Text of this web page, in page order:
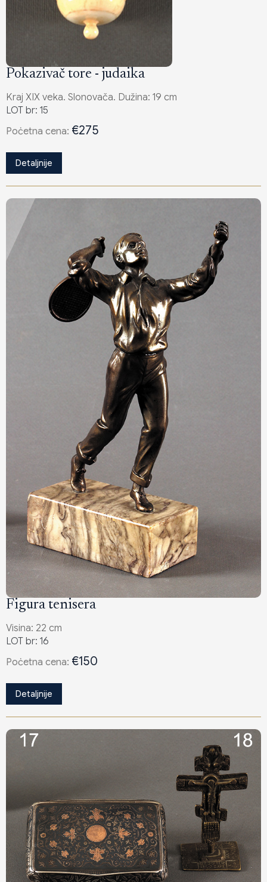
Pokazivač tore - judaika
Kraj XIX veka. Slonovača. Dužina: 19 cm
LOT br: 15
Poċetna cena: €275
Detaljnije
Figura tenisera
Visina: 22 cm
LOT br: 16
Poċetna cena: €150
Detaljnije